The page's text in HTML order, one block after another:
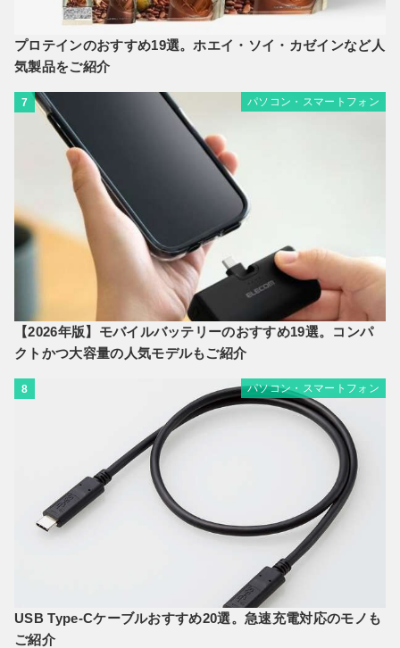
プロテインのおすすめ19選。ホエイ・ソイ・カゼインなど人
気製品をご紹介
7 パソコン・スマートフォン
【2026年版】モバイルバッテリーのおすすめ19選。コンパ
クトかつ大容量の人気モデルもご紹介
8 パソコン・スマートフォン
USB Type-Cケーブルおすすめ20選。急速充電対応のモノも
ご紹介